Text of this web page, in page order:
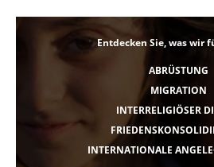
Entdecken Sie, was wir
ABRÜSTUNG
MIGRATION
INTERRELIGIÖSER
INTERNATIONALE